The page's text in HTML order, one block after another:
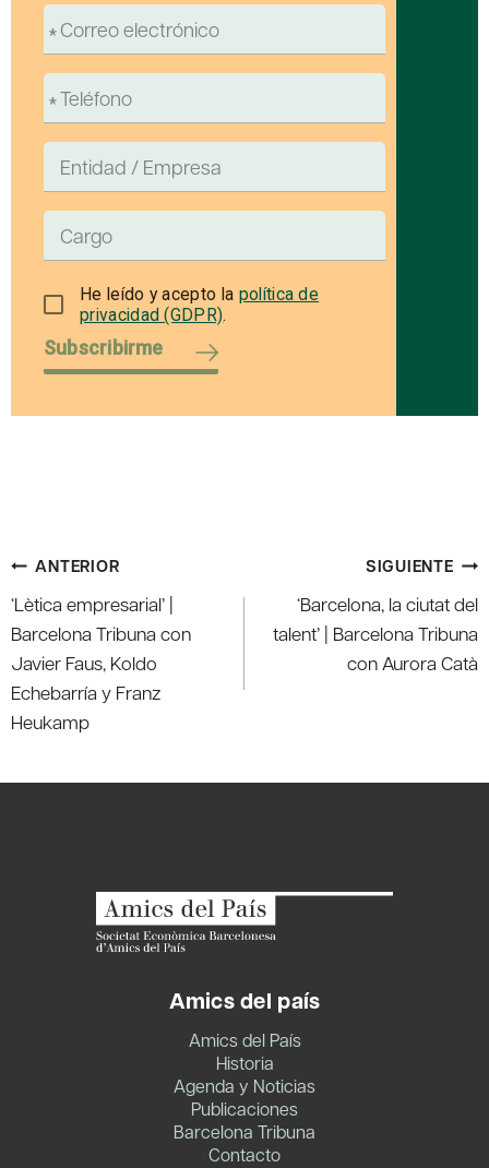
He leído y acepto la política de
privacidad (GDPR).
Subscribirme
Navegación
de
entradas
ANTERIOR
‘Lètica empresarial’ |
Barcelona Tribuna con
Javier Faus, Koldo
Echebarría y Franz
Heukamp
SIGUIENTE
‘Barcelona, la ciutat del
talent’ | Barcelona Tribuna
con Aurora Catà
Amics del país
Amics del País
Historia
Agenda y Noticias
Publicaciones
Barcelona Tribuna
Contacto